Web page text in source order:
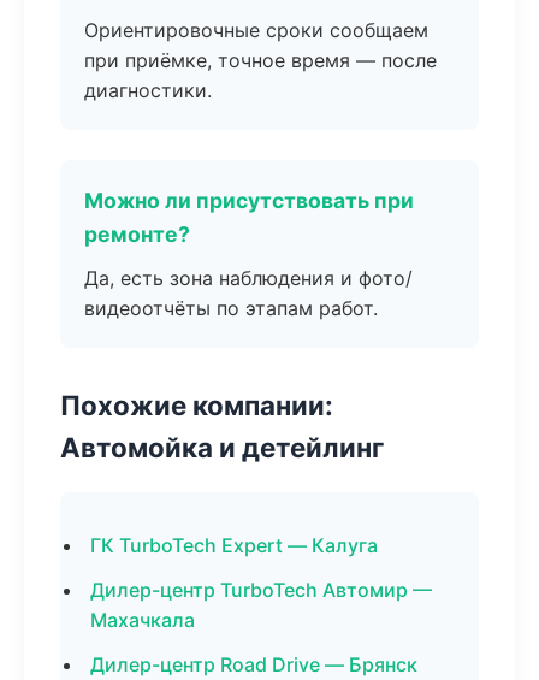
Ориентировочные сроки сообщаем
при приёмке, точное время — после
диагностики.
Можно ли присутствовать при
ремонте?
Да, есть зона наблюдения и фото/
видеоотчёты по этапам работ.
Похожие компании:
Автомойка и детейлинг
ГК TurboTech Expert — Калуга
Дилер-центр TurboTech Автомир —
Махачкала
Дилер-центр Road Drive — Брянск